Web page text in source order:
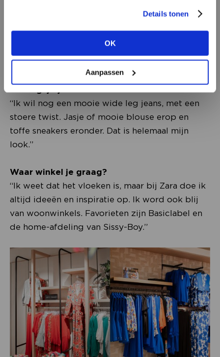
Details tonen
OK
Aanpassen
aan of bekijk de andere mogelijkheden.
BEKIJK ALLE OPTIES
Nadat we vorig jaar verbouwd hadden, konden
we het gaan verkopen. Daar was ik heel blij
Wat staat er dit seizoen op je persoonlijke
“Ik wil nog een mooie wide leg jeans, met een
stoere twist. Jasje of mooie blouse erop en
toffe sneakers eronder. Dat is helemaal mijn
look.”
Waar winkel je graag?
“Ik weet dat het vloeken is, maar bij Zara doe ik
altijd ideeën en inspiratie op. Ik word ook blij
van woonwinkels. Favorieten zijn Basiclabel en
de home-afdeling van Sissy-Boy.”